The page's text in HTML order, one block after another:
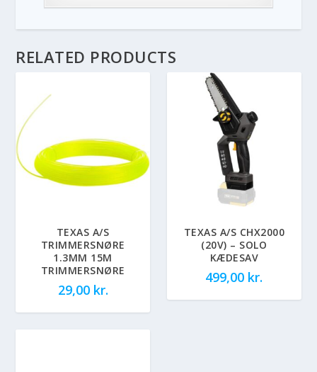
RELATED PRODUCTS
TEXAS A/S
TRIMMERSNØRE
1.3MM 15M
TRIMMERSNØRE
29,00 kr.
TEXAS A/S CHX2000
(20V) – SOLO
KÆDESAV
499,00 kr.